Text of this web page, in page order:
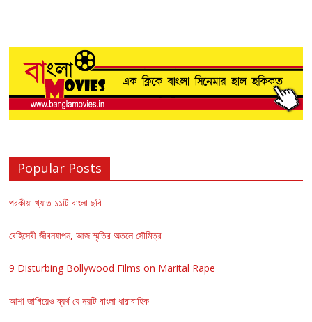
Popular Posts
পরকীয়া খ্যাত ১১টি বাংলা ছবি
বেহিসেবী জীবনযাপন, আজ স্মৃতির অতলে সৌমিত্র
9 Disturbing Bollywood Films on Marital Rape
আশা জাগিয়েও ব্যর্থ যে নয়টি বাংলা ধারাবাহিক